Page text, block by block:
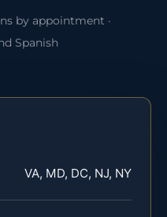
by appointment ·
Spanish
VA, MD, DC, NJ, NY